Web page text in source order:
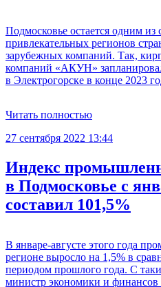
Подмосковье остается одним
привлекательных регионов
зарубежных компаний. Так,
компаний «АКУН»
в Электрогорске в конце 2023
Читать полностью
27 сентября 2022 13:44
Индекс
в Подмосковье с
составил 101,5%
В январе-августе этого года
регионе выросло на 1,5% в
периодом прошлого года. С
министр экономики и финансов